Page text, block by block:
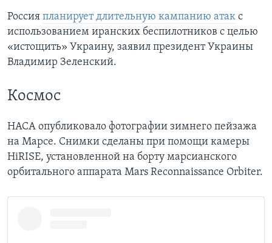
Россия планирует длительную кампанию атак с
использованием иранских беспилотников с целью
«истощить» Украину, заявил президент Украины
Владимир Зеленский.
Космос
НАСА опубликовало фотографии зимнего пейзажа
на Марсе. Снимки сделаны при помощи камеры
HiRISE, установленной на борту марсианского
орбитального аппарата Mars Reconnaissance Orbiter.